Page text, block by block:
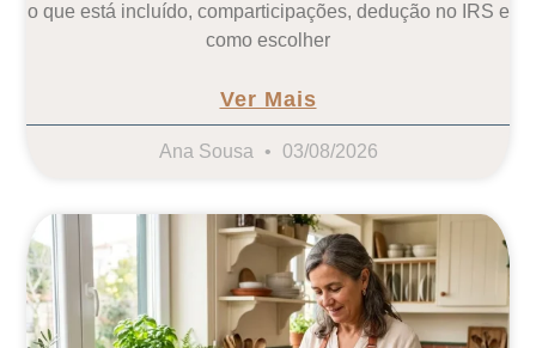
o que está incluído, comparticipações, dedução no IRS e
como escolher
Ver Mais
Ana Sousa 03/08/2026